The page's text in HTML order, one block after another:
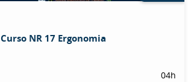
Curso NR 17 Ergonomia
04h